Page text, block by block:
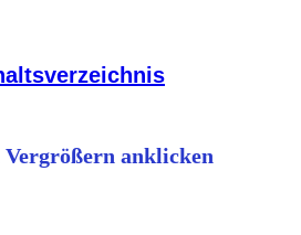
anklicken